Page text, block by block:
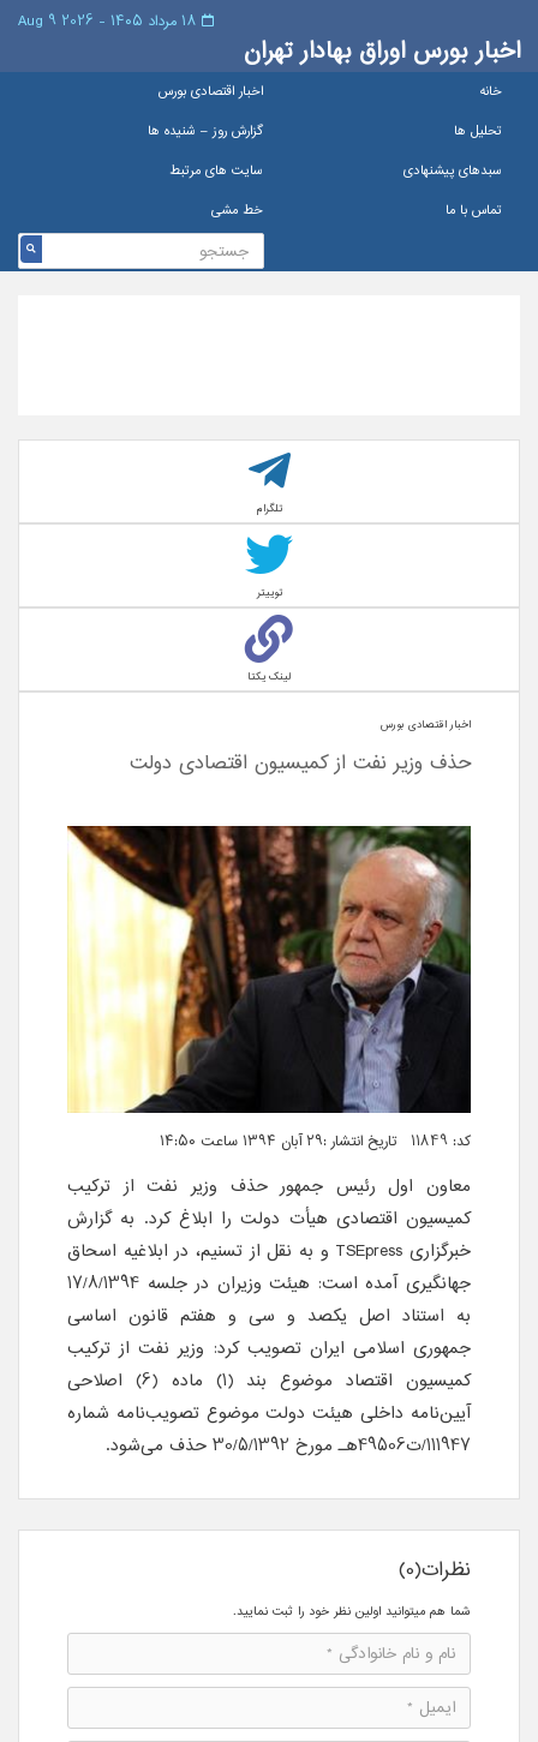
اخبار بورس اوراق بهادار تهران
خانه
اخبار اقتصادی بورس
تحلیل ها
گزارش روز – شنيده ها
سبدهای پیشنهادی
سایت های مرتبط
تماس با ما
خط مشی
تلگرام
توییتر
لینک یکتا
اخبار اقتصادی بورس
حذف وزیر نفت از کمیسیون اقتصادی دولت
کد: 11849 تاریخ انتشار :۲۹ آبان ۱۳۹۴ ساعت ۱۴:۵۰
معاون اول رئیس جمهور حذف وزیر نفت از ترکیب
کمیسیون اقتصادی هیأت دولت را ابلاغ کرد. به گزارش
خبرگزاری TSEpress و به نقل از تسنیم، در ابلاغیه اسحاق
جهانگیری آمده است: هیئت وزیران در جلسه 17/8/1394
به استناد اصل یکصد و سی و هفتم قانون اساسی
جمهوری اسلامی ایران تصویب کرد: وزیر نفت از ترکیب
کمیسیون اقتصاد موضوع بند (1) ماده (6) اصلاحی
آیین‌نامه داخلی هیئت دولت موضوع تصویب‌نامه شماره
111947/ت49506هـ مورخ 30/5/1392 حذف می‌شود.
نظرات(0)
شما هم میتوانید اولین نظر خود را ثبت نمایید.